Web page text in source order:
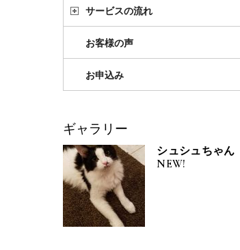
サービスの流れ
お客様の声
お申込み
ギャラリー
シュシュちゃん
NEW!